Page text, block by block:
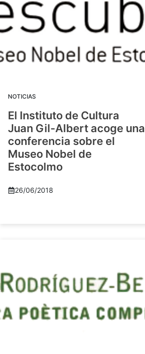
NOTICIAS
El Instituto de Cultura
Juan Gil-Albert acoge una
conferencia sobre el
Museo Nobel de
Estocolmo
26/06/2018